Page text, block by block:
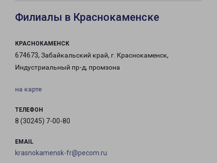
Филиалы в Краснокаменске
КРАСНОКАМЕНСК
674673, Забайкальский край, г. Краснокаменск,
Индустриальный пр-д, промзона
на карте
ТЕЛЕФОН
8 (30245) 7-00-80
EMAIL
krasnokamensk-fr@pecom.ru